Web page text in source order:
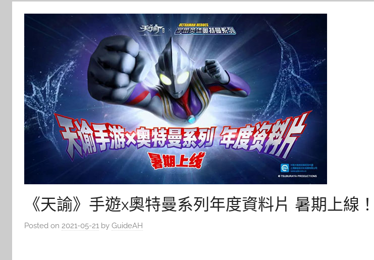
《天諭》手遊x奧特曼系列年度資料片 暑期上線！
Posted on 2021-05-21 by GuideAH